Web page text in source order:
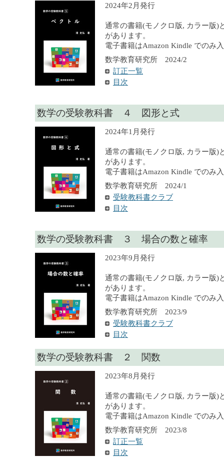
2024年2月発行
通常の書籍(モノクロ版, カラー版)
があります。
電子書籍はAmazon Kindle でのみ
数学教育研究所 2024/2
訂正一覧
目次
数学の受験教科書 ４ 図形と式
2024年1月発行
通常の書籍(モノクロ版, カラー版)
があります。
電子書籍はAmazon Kindle でのみ
数学教育研究所 2024/1
受験教科書クラブ
目次
数学の受験教科書 ３ 場合の数と確率
2023年9月発行
通常の書籍(モノクロ版, カラー版)
があります。
電子書籍はAmazon Kindle でのみ
数学教育研究所 2023/9
受験教科書クラブ
目次
数学の受験教科書 ２ 関数
2023年8月発行
通常の書籍(モノクロ版, カラー版)
があります。
電子書籍はAmazon Kindle でのみ
数学教育研究所 2023/8
訂正一覧
目次